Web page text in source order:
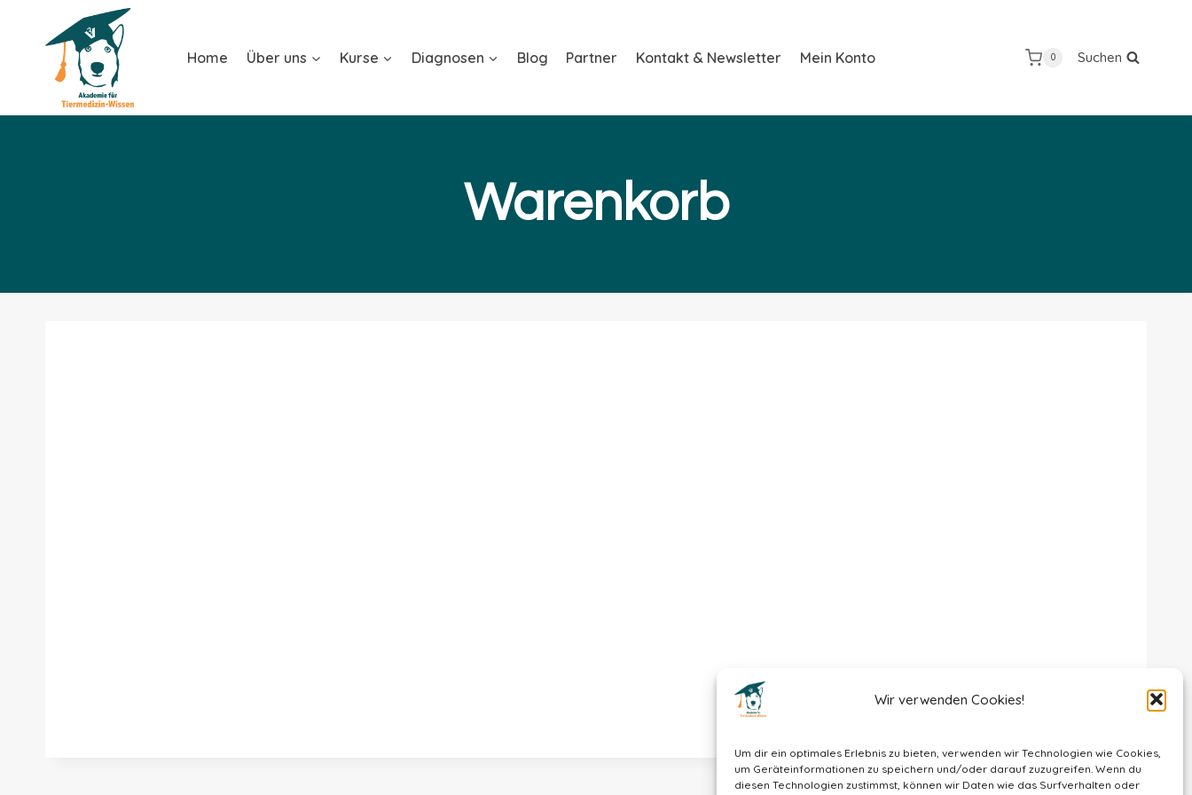
Wir verwenden Cookies!
Um dir ein optimales Erlebnis zu bieten, verwenden wir Technologien wie Cookies,
um Geräteinformationen zu speichern und/oder darauf zuzugreifen. Wenn du
diesen Technologien zustimmst, können wir Daten wie das Surfverhalten oder
Home Über uns Kurse Diagnosen Blog Partner Kontakt & Newsletter Mein Konto 0 Suchen
Warenkorb